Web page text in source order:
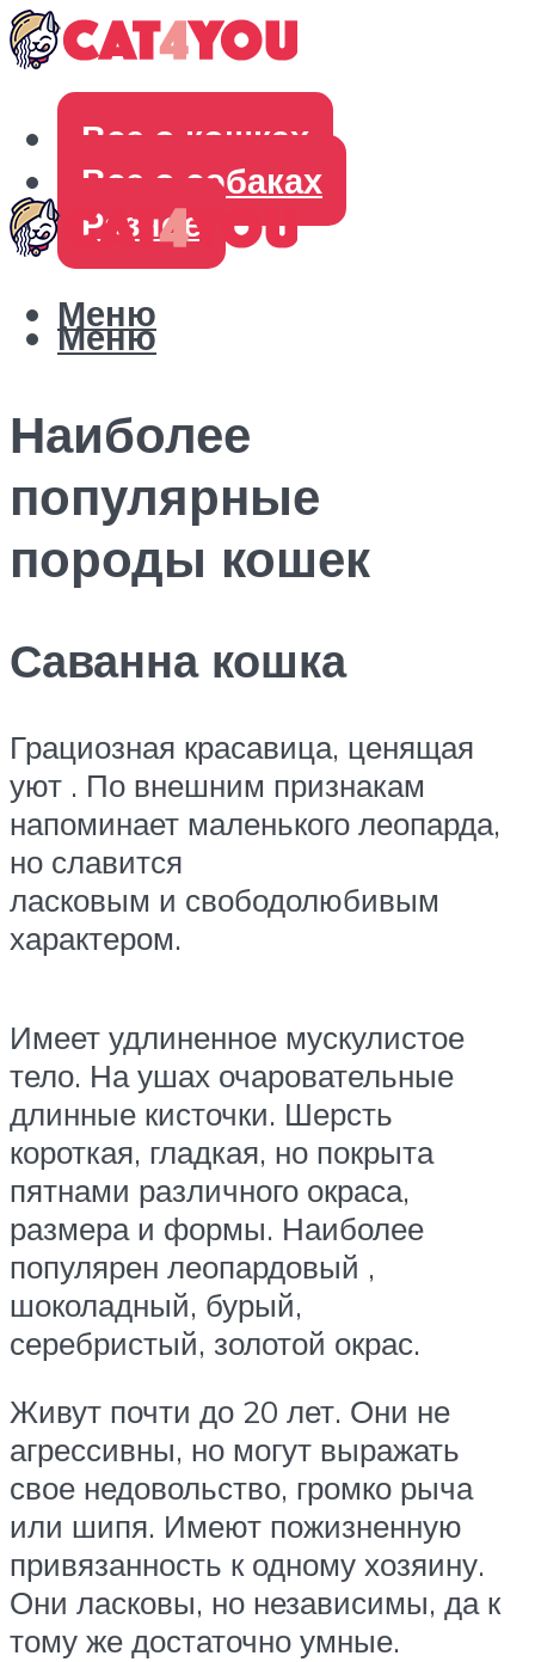
Все о кошках
Все о собаках
Разное
Меню
Меню
Наиболее
популярные
породы кошек
Саванна кошка
Грациозная красавица, ценящая
уют . По внешним признакам
напоминает маленького леопарда,
но славится
ласковым и свободолюбивым
характером.
Имеет удлиненное мускулистое
тело. На ушах очаровательные
длинные кисточки. Шерсть
короткая, гладкая, но покрыта
пятнами различного окраса,
размера и формы. Наиболее
популярен леопардовый ,
шоколадный, бурый,
серебристый, золотой окрас.
Живут почти до 20 лет. Они не
агрессивны, но могут выражать
свое недовольство, громко рыча
или шипя. Имеют пожизненную
привязанность к одному хозяину.
Они ласковы, но независимы, да к
тому же достаточно умные.